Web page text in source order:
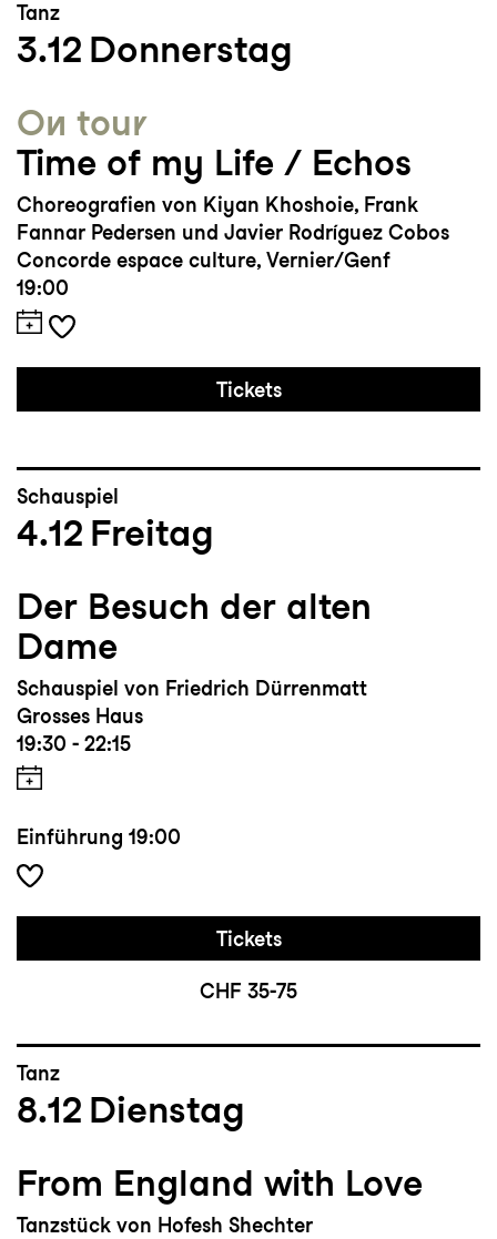
Tanz
3.12 Donnerstag
On tour
Time of my Life / Echos
Choreografien von Kiyan Khoshoie, Frank
Fannar Pedersen und Javier Rodríguez Cobos
Concorde espace culture, Vernier/Genf
19:00
Tickets
Schauspiel
4.12 Freitag
Der Besuch der alten
Dame
Schauspiel von Friedrich Dürrenmatt
Grosses Haus
19:30 - 22:15
Einführung 19:00
Tickets
CHF 35-75
Tanz
8.12 Dienstag
From England with Love
Tanzstück von Hofesh Shechter